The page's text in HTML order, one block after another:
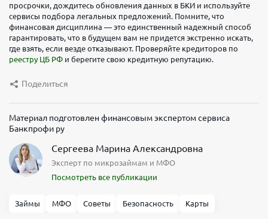
просрочки, дождитесь обновления данных в БКИ и используйте
сервисы подбора легальных предложений. Помните, что
финансовая дисциплина — это единственный надежный способ
гарантировать, что в будущем вам не придется экстренно искать,
где взять, если везде отказывают. Проверяйте кредиторов по
реестру ЦБ РФ и берегите свою кредитную репутацию.
Поделиться
Материал подготовлен финансовым экспертом сервиса
Банкпрофи ру
Сергеева Марина Александровна
Эксперт по микрозаймам и МФО
Посмотреть все публикации
Займы МФО Советы Безопасность Карты